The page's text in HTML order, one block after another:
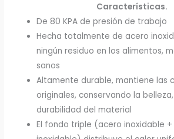
Características.
De 80 KPA de presión de trabajo
Hecha totalmente de acero
ningún residuo en los alimentos,
sanos
Altamente durable, mantiene las
originales, conservando la
durabilidad del material
El fondo triple (acero inoxidable